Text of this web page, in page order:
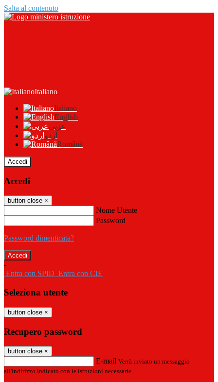
Salta al contenuto
Italiano
Italiano
English
عربى
اردو
Română
Accedi
Accedi
button close ×
Nome Utente
Password
Password dimenticata?
-
Entra con SPID Entra con CIE
Seleziona utente
button close ×
Recupero password
button close ×
E-mail Verrà inviato un messaggio
all'indirizzo indicato con le istruzioni necessarie.